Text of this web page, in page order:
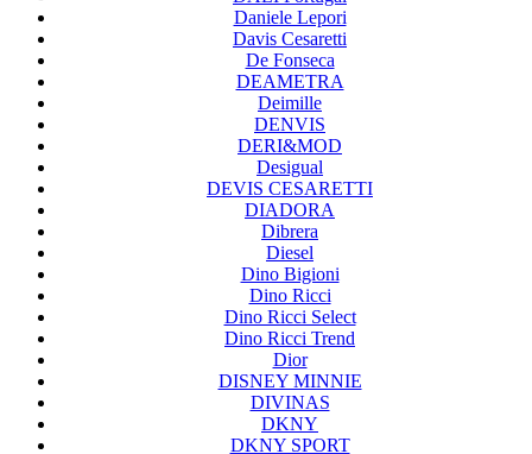
Daniele Lepori
Davis Cesaretti
De Fonseca
DEAMETRA
Deimille
DENVIS
DERI&MOD
Desigual
DEVIS CESARETTI
DIADORA
Dibrera
Diesel
Dino Bigioni
Dino Ricci
Dino Ricci Select
Dino Ricci Trend
Dior
DISNEY MINNIE
DIVINAS
DKNY
DKNY SPORT